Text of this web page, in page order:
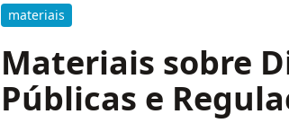
materiais
Materiais sobre
Públicas e